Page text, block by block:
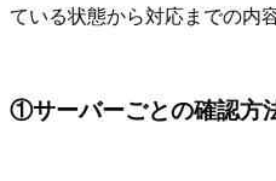
ている状態から対応までの内
①サーバーごとの確認方